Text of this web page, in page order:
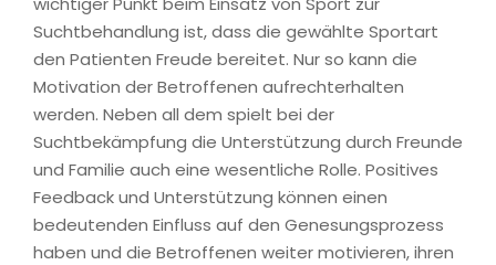
Suchtbehandlung ist, dass die gewählte Sportart
den Patienten Freude bereitet. Nur so kann die
Motivation der Betroffenen aufrechterhalten
werden. Neben all dem spielt bei der
Suchtbekämpfung die Unterstützung durch Freunde
und Familie auch eine wesentliche Rolle. Positives
Feedback und Unterstützung können einen
bedeutenden Einfluss auf den Genesungsprozess
haben und die Betroffenen weiter motivieren, ihren